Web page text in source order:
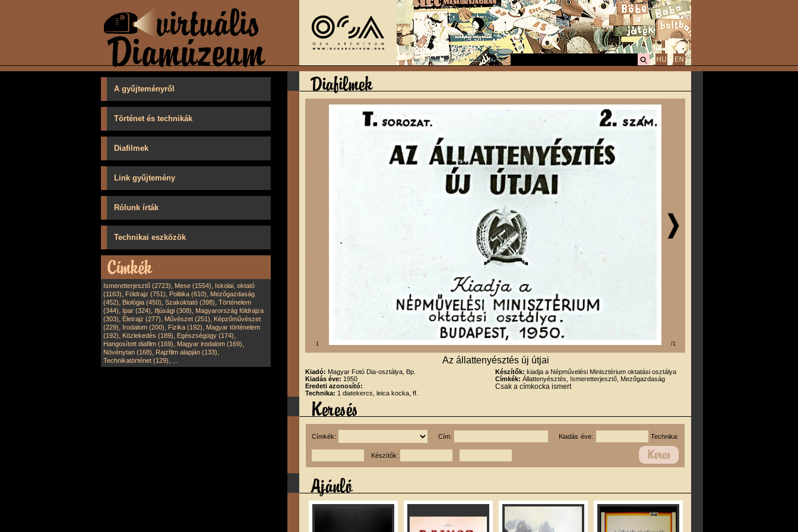
A gyűjteményről
Történet és technikák
Diafilmek
Link gyűjtemény
Rólunk írták
Technikai eszközök
Ismeretterjesztő (2723), Mese (1554), Iskolai, oktató
(1163), Földrajz (751), Politika (610), Mezőgazdaság
(452), Biológia (450), Szakoktató (398), Történelem
(344), Ipar (324), Ifjúsági (308), Magyarország földrajza
(303), Életrajz (277), Művészet (251), Képzőművészet
(229), Irodalom (200), Fizika (192), Magyar történelem
(192), Közlekedés (189), Egészségügy (174),
Hangosított diafilm (169), Magyar irodalom (169),
Növénytan (168), Rajzfilm alapján (133),
Technikatörténet (129),
1 /1
Az állattenyésztés új útjai
Kiadó: Magyar Fotó Dia-osztálya, Bp.
Kiadás éve: 1950
Eredeti azonosító:
Technika: 1 diatekercs, leica kocka, ff.
Készítők: kiadja a Népművelési Minisztérium oktatási osztálya
Címkék: Állattenyésztés, Ismeretterjesztő, Mezőgazdaság
Csak a címkocka ismert
Címkék: Cím: Kiadás éve: Technika:
Készítők: